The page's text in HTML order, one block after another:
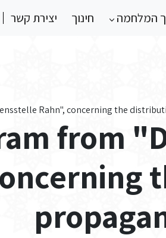
המלחמה חינוך יצירת קשר
Rahn", concerning the
from